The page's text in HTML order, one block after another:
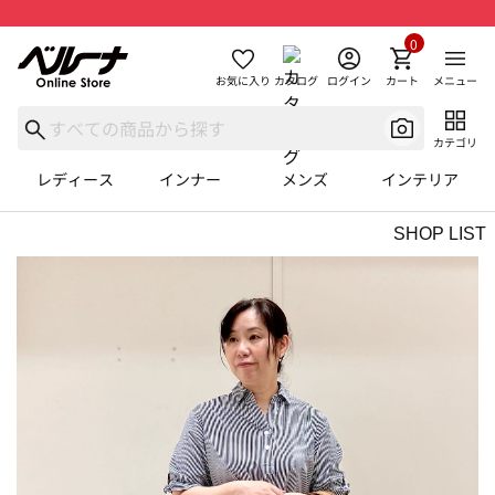
お気に入り カタログ ログイン カート
0
メニュー
カテゴリ
レディース インナー メンズ インテリア
SHOP LIST